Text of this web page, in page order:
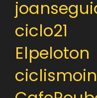
ciclo21
Elpeloton